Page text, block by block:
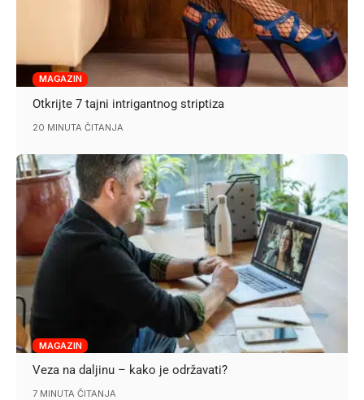
MAGAZIN
Otkrijte 7 tajni intrigantnog striptiza
20 MINUTA ČITANJA
MAGAZIN
Veza na daljinu – kako je održavati?
7 MINUTA ČITANJA